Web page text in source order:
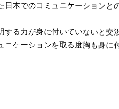
本でのコミュニケーション
る力が身に付いていないと交
ケーションを取る度胸も身に